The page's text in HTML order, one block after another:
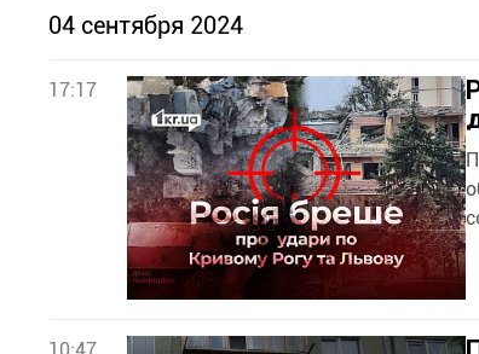
04 сентября 2024
17:17